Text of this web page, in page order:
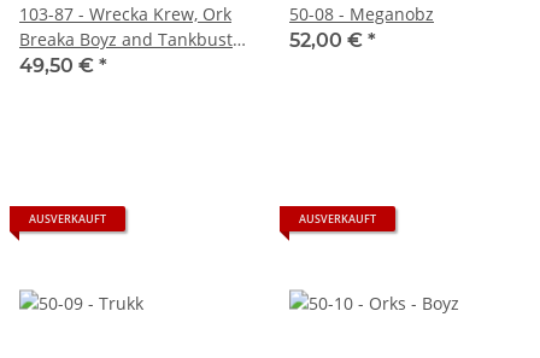
103-87 - Wrecka Krew, Ork
Breaka Boyz and Tankbustas
Mob
49,50 € *
50-08 - Meganobz
52,00 € *
AUSVERKAUFT AUSVERKAUFT